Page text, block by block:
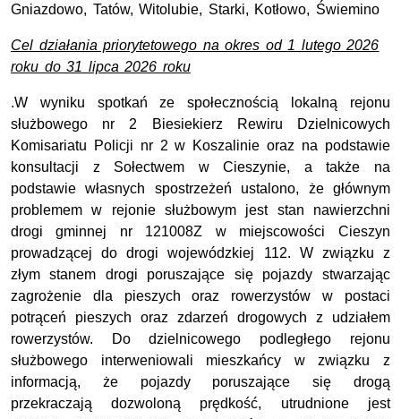
Gniazdowo, Tatów, Witolubie, Starki, Kotłowo, Świemino
Cel działania priorytetowego na okres od1 lutego 2026
roku do 31 lipca 2026 roku
.W wyniku spotkań ze społecznością lokalną rejonu
służbowego nr 2 Biesiekierz Rewiru Dzielnicowych
Komisariatu Policji nr 2 w Koszalinie oraz na podstawie
konsultacji z Sołectwem w Cieszynie, a także na
podstawie własnych spostrzeżeń ustalono, że głównym
problemem w rejonie służbowym jest stan nawierzchni
drogi gminnej nr 121008Z w miejscowości Cieszyn
prowadzącej do drogi wojewódzkiej 112. W związku z
złym stanem drogi poruszające się pojazdy stwarzając
zagrożenie dla pieszych oraz rowerzystów w postaci
potrąceń pieszych oraz zdarzeń drogowych z udziałem
rowerzystów. Do dzielnicowego podległego rejonu
służbowego interweniowali mieszkańcy w związku z
informacją, że pojazdy poruszające się drogą
przekraczają dozwoloną prędkość, utrudnione jest